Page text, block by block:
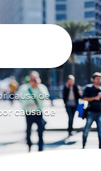
causa de
causa de